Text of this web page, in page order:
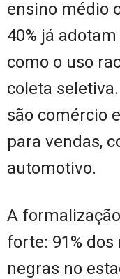
ensino médio
40% já
como o uso
coleta
são comércio
para vendas,
automotivo.
A
forte: 91%
negras no